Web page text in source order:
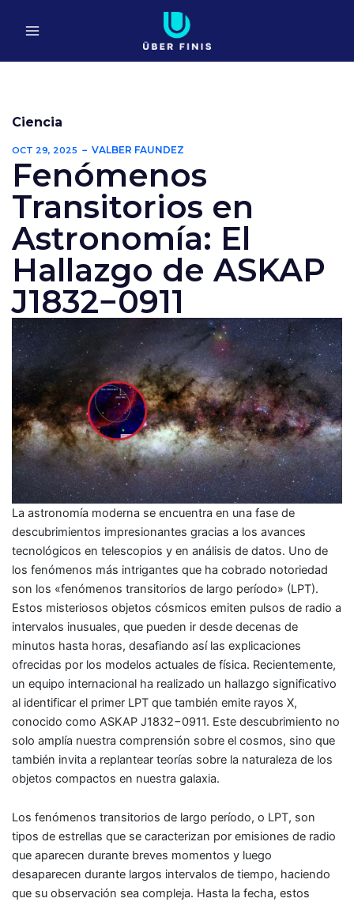
Ciencia
OCT 29, 2025 VALBER FAUNDEZ
Fenómenos
Transitorios en
Astronomía: El
Hallazgo de ASKAP
J1832−0911
La astronomía moderna se encuentra en una fase de
descubrimientos impresionantes gracias a los avances
tecnológicos en telescopios y en análisis de datos. Uno de
los fenómenos más intrigantes que ha cobrado notoriedad
son los «fenómenos transitorios de largo período» (LPT).
Estos misteriosos objetos cósmicos emiten pulsos de radio a
intervalos inusuales, que pueden ir desde decenas de
minutos hasta horas, desafiando así las explicaciones
ofrecidas por los modelos actuales de física. Recientemente,
un equipo internacional ha realizado un hallazgo significativo
al identificar el primer LPT que también emite rayos X,
conocido como ASKAP J1832−0911. Este descubrimiento no
solo amplía nuestra comprensión sobre el cosmos, sino que
también invita a replantear teorías sobre la naturaleza de los
objetos compactos en nuestra galaxia.
Los fenómenos transitorios de largo período, o LPT, son
tipos de estrellas que se caracterizan por emisiones de radio
que aparecen durante breves momentos y luego
desaparecen durante largos intervalos de tiempo, haciendo
que su observación sea compleja. Hasta la fecha, estos